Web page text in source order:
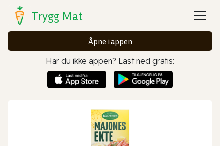
Trygg Mat
Åpne i appen
Har du ikke appen? Last ned gratis: